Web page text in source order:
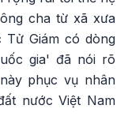
cha từ xã xưa
Giám có dòng
gia' đã nói rõ
phục vụ nhân
nước Việt Nam